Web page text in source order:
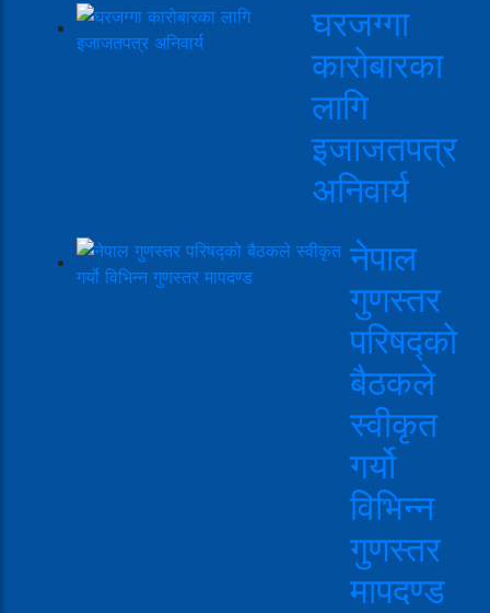
घरजग्गा
कारोबारका
लागि
इजाजतपत्र
अनिवार्य
नेपाल
गुणस्तर
परिषद्को
बैठकले
स्वीकृत
गर्यो
विभिन्न
गुणस्तर
मापदण्ड